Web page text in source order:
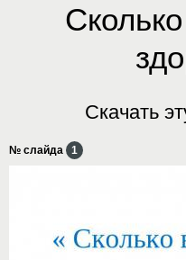
Скачать
№ слайда 1